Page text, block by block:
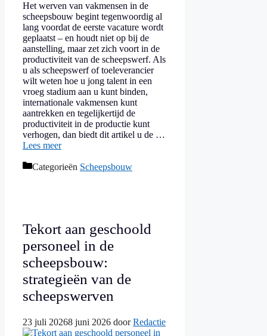
Het werven van vakmensen in de
scheepsbouw begint tegenwoordig al
lang voordat de eerste vacature wordt
geplaatst – en houdt niet op bij de
aanstelling, maar zet zich voort in de
productiviteit van de scheepswerf. Als
u als scheepswerf of toeleverancier
wilt weten hoe u jong talent in een
vroeg stadium aan u kunt binden,
internationale vakmensen kunt
aantrekken en tegelijkertijd de
productiviteit in de productie kunt
verhogen, dan biedt dit artikel u de …
Lees meer
Categorieën Scheepsbouw
Tekort aan geschoold
personeel in de
scheepsbouw:
strategieën van de
scheepswerven
23 juli 20268 juni 2026 doorRedactie